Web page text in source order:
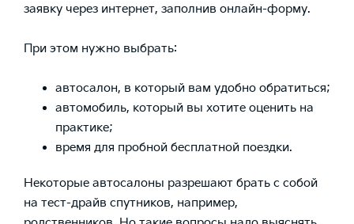
заявку через интернет, заполнив онлайн-форму.
При этом нужно выбрать:
автосалон, в который вам удобно обратиться;
автомобиль, который вы хотите оценить на
практике;
время для пробной бесплатной поездки.
Некоторые автосалоны разрешают брать с собой
на тест-драйв спутников, например,